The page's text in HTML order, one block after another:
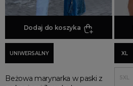
Black Friday
Cyber Monday
Black Week
czarne
ecru
Dodaj do koszyka
UNIWERSALNY
Beżowa marynarka w paski z
XL
5XL